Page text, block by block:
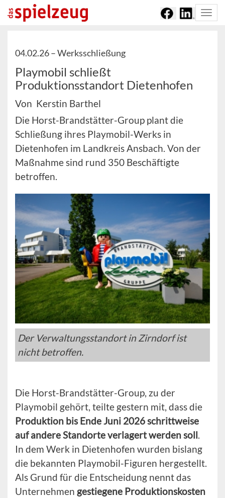
04.02.26 –Werksschließung
Playmobil schließt
Produktionsstandort Dietenhofen
Von Kerstin Barthel
Die Horst-Brandstätter-Group plant die
Schließung ihres Playmobil-Werks in
Dietenhofen im Landkreis Ansbach. Von der
Maßnahme sind rund 350 Beschäftigte
betroffen.
Der Verwaltungsstandort in Zirndorf ist
nicht betroffen.
Die Horst-Brandstätter-Group, zu der
Playmobil gehört, teilte gestern mit, dass die
Produktion bis Ende Juni 2026 schrittweise
auf andere Standorte verlagert werden soll.
In dem Werk in Dietenhofen wurden bislang
die bekannten Playmobil-Figuren hergestellt.
Als Grund für die Entscheidung nennt das
Unternehmen gestiegene Produktionskosten